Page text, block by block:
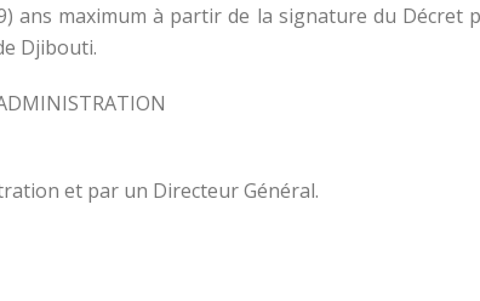
ans maximum à partir de la signature du Décret
Djibouti.
et par un Directeur Général.